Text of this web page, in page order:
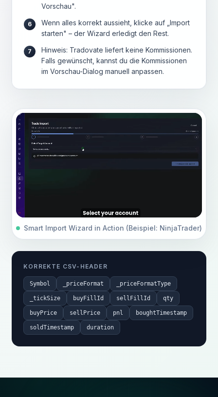
Vorschau".
6
Wenn alles korrekt aussieht, klicke auf „Import
starten" – der Wizard erledigt den Rest.
7
Hinweis: Tradovate liefert keine Kommissionen.
Falls gewünscht, kannst du die Kommissionen
im Vorschau-Dialog manuell anpassen.
Smart Import Wizard in Action (Beispiel: NinjaTrader)
KORREKTE CSV-HEADER
Symbol _priceFormat _priceFormatType
_tickSize buyFillId sellFillId qty
buyPrice sellPrice pnl boughtTimestamp
soldTimestamp duration